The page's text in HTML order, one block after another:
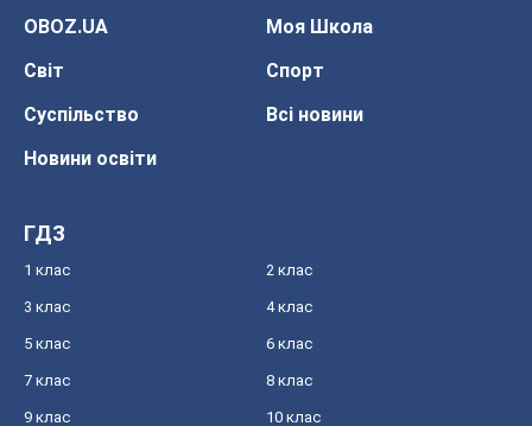
OBOZ.UA
Моя Школа
Світ
Спорт
Суспільство
Всі новини
Новини освіти
ГДЗ
1 клас 2 клас
3 клас 4 клас
5 клас 6 клас
7 клас 8 клас
9 клас 10 клас